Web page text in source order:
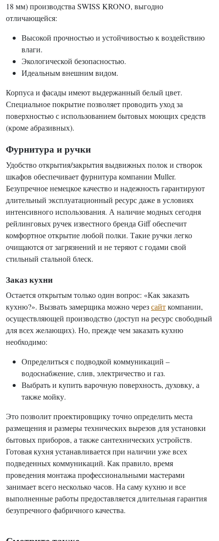
18 мм) производства SWISS KRONO, выгодно
отличающейся:
Высокой прочностью и устойчивостью к воздействию
влаги.
Экологической безопасностью.
Идеальным внешним видом.
Корпуса и фасады имеют выдержанный белый цвет.
Специальное покрытие позволяет проводить уход за
поверхностью с использованием бытовых моющих средств
(кроме абразивных).
Фурнитура и ручки
Удобство открытия/закрытия выдвижных полок и створок
шкафов обеспечивает фурнитура компании Muller.
Безупречное немецкое качество и надежность гарантируют
длительный эксплуатационный ресурс даже в условиях
интенсивного использования. А наличие модных сегодня
рейлинговых ручек известного бренда Giff обеспечит
комфортное открытие любой полки. Такие ручки легко
очищаются от загрязнений и не теряют с годами свой
стильный стальной блеск.
Заказ кухни
Остается открытым только один вопрос: «Как заказать
кухню?». Вызвать замерщика можно черезсайткомпании,
осуществляющей производство (доступ на ресурс свободный
для всех желающих). Но, прежде чем заказать кухню
необходимо:
Определиться с подводкой коммуникаций –
водоснабжение, слив, электричество и газ.
Выбрать и купить варочную поверхность, духовку, а
также мойку.
Это позволит проектировщику точно определить места
размещения и размеры технических вырезов для установки
бытовых приборов, а также сантехнических устройств.
Готовая кухня устанавливается при наличии уже всех
подведенных коммуникаций. Как правило, время
проведения монтажа профессиональными мастерами
занимает всего несколько часов. На саму кухню и все
выполненные работы предоставляется длительная гарантия
безупречного фабричного качества.